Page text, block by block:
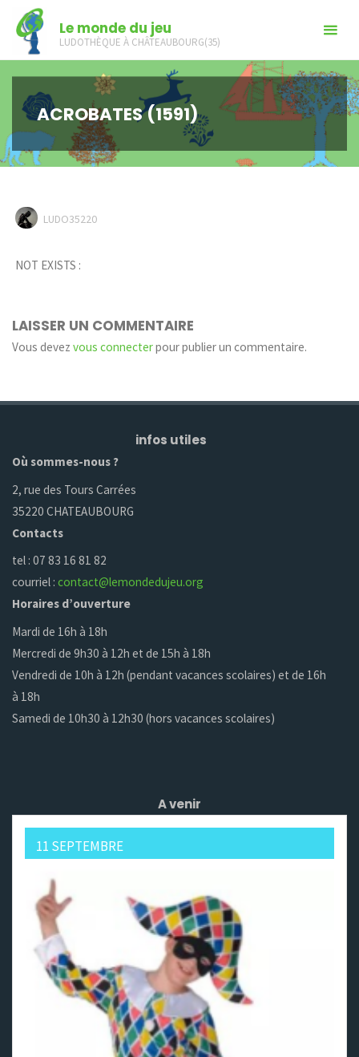
content
Le monde du jeu
LUDOTHÈQUE À CHÂTEAUBOURG(35)
ACROBATES (1591)
LUDO35220
NOT EXISTS :
LAISSER UN COMMENTAIRE
Vous devezvous connecterpour publier un commentaire.
infos utiles
Où sommes-nous ?
2, rue des Tours Carrées
35220 CHATEAUBOURG
Contacts
tel : 07 83 16 81 82
courriel :contact@lemondedujeu.org
Horaires d’ouverture
Mardi de 16h à 18h
Mercredi de 9h30 à 12h et de 15h à 18h
Vendredi de 10h à 12h (pendant vacances scolaires) et de 16h
à 18h
Samedi de 10h30 à 12h30 (hors vacances scolaires)
A venir
11 SEPTEMBRE